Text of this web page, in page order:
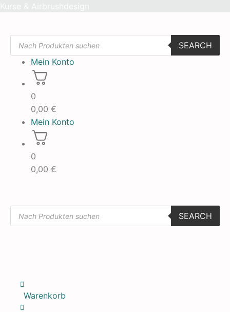
Products
search
SEARCH
Mein Konto
0
0,00 €
Mein Konto
0
0,00 €
Products
search
SEARCH
Warenkorb